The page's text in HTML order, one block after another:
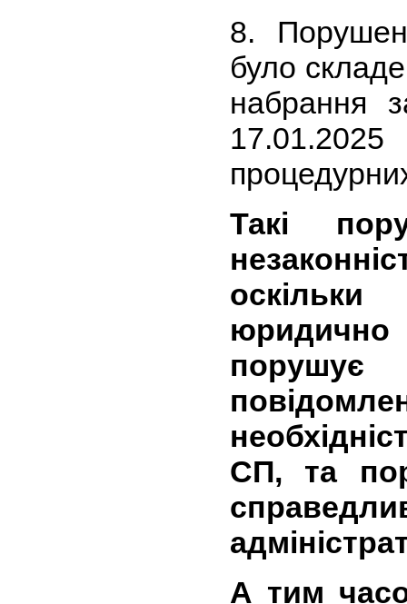
8.
було
набрання
Такі
юридично
СП, та
А тим